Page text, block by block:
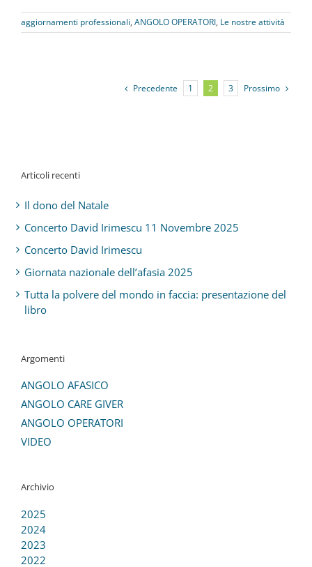
aggiornamenti professionali, ANGOLO OPERATORI, Le nostre attività
Precedente 1 2 3 Prossimo
Articoli recenti
Il dono del Natale
Concerto David Irimescu 11 Novembre 2025
Concerto David Irimescu
Giornata nazionale dell’afasia 2025
Tutta la polvere del mondo in faccia: presentazione del
libro
Argomenti
ANGOLO AFASICO
ANGOLO CARE GIVER
ANGOLO OPERATORI
VIDEO
Archivio
2025
2024
2023
2022